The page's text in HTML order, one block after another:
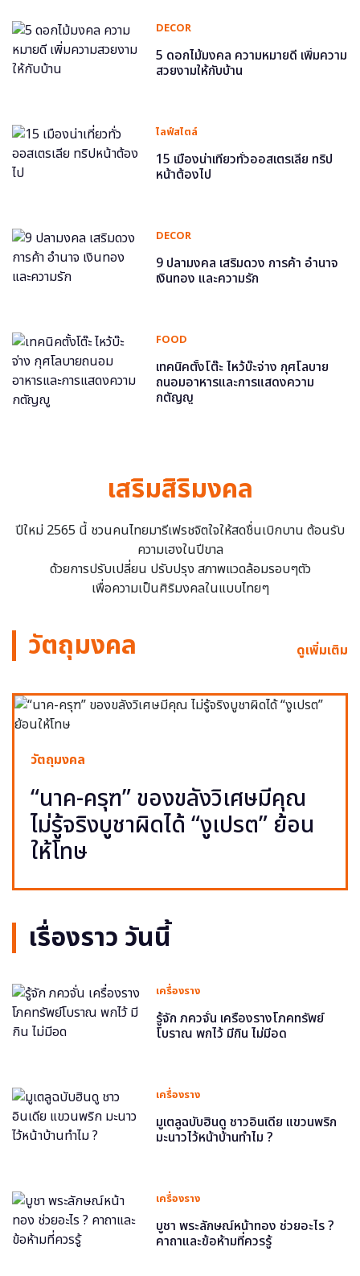
DECOR
5 ดอกไม้มงคล ความหมายดี เพิ่มความ
สวยงามให้กับบ้าน
ไลฟ์สไตล์
15 เมืองน่าเที่ยวทั่วออสเตรเลีย ทริป
หน้าต้องไป
DECOR
9 ปลามงคล เสริมดวง การค้า อำนาจ
เงินทอง และความรัก
FOOD
เทคนิคตั้งโต๊ะ ไหว้บ๊ะจ่าง กุศโลบาย
ถนอมอาหารและการแสดงความ
กตัญญู
เสริมสิริมงคล
ปีใหม่ 2565 นี้ ชวนคนไทยมารีเฟรชจิตใจให้สดชื่นเบิกบาน ต้อนรับ
ความเฮงในปีขาล
ด้วยการปรับเปลี่ยน ปรับปรุง สภาพแวดล้อมรอบๆตัว
เพื่อความเป็นศิริมงคลในแบบไทยๆ
วัตถุมงคล ดูเพิ่มเติม
วัตถุมงคล
“นาค-ครุฑ” ของขลังวิเศษมีคุณ
ไม่รู้จริงบูชาผิดได้ “งูเปรต” ย้อน
ให้โทษ
เรื่องราว วันนี้
เครื่องราง
รู้จัก ภควจั่น เครื่องรางโภคทรัพย์
โบราณ พกไว้ มีกิน ไม่มีอด
เครื่องราง
มูเตลูฉบับฮินดู ชาวอินเดีย แขวนพริก
มะนาวไว้หน้าบ้านทำไม ?
เครื่องราง
บูชา พระลักษณ์หน้าทอง ช่วยอะไร ?
คาถาและข้อห้ามที่ควรรู้